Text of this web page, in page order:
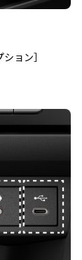
ョン］